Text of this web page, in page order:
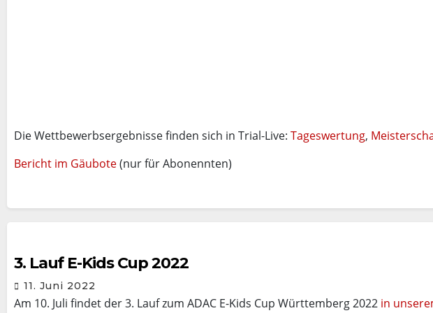
Die Wettbewerbsergebnisse finden sich in Trial-Live: Tageswertung,
Bericht im Gäubote(nur für Abonennten)
3. Lauf E-Kids Cup 2022
11. Juni 2022
Am 10. Juli findet der 3. Lauf zum ADAC E-Kids Cup Württemberg 2022 in